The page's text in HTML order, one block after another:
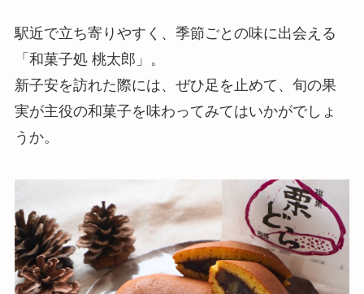
駅近で立ち寄りやすく、季節ごとの味に出会える
「和菓子処 桃太郎」。
新子安を訪れた際には、ぜひ足を止めて、旬の果
実が主役の和菓子を味わってみてはいかがでしょ
うか。